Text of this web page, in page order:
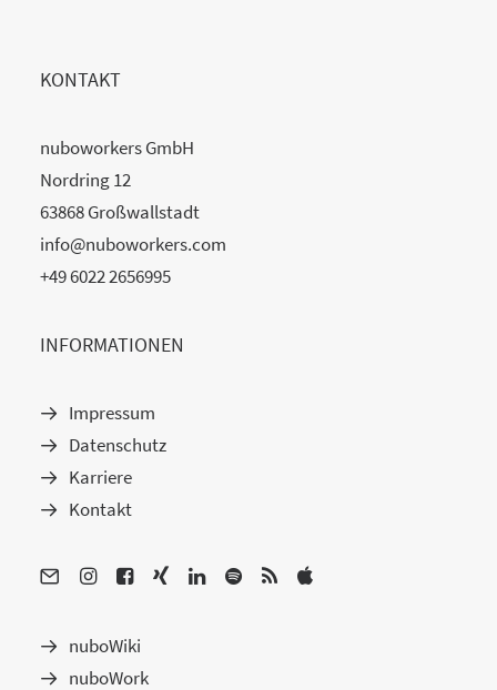
KONTAKT
nuboworkers GmbH
Nordring 12
63868 Großwallstadt
info@nuboworkers.com
+49 6022 2656995
INFORMATIONEN
Impressum
Datenschutz
Karriere
Kontakt
nuboWiki
nuboWork